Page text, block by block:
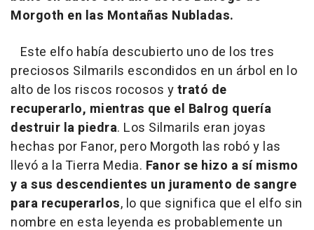
Morgoth en las Montañas Nubladas.
Este elfo había descubierto uno de los tres
preciosos Silmarils escondidos en un árbol en lo
alto de los riscos rocosos ytrató de
recuperarlo, mientras que el Balrog quería
destruir la piedra. Los Silmarils eran joyas
hechas por Fanor, pero Morgoth las robó y las
llevó a la Tierra Media. Fanor se hizo a sí mismo
y a sus descendientes un juramento de sangre
para recuperarlos, lo que significa que el elfo sin
nombre en esta leyenda es probablemente un